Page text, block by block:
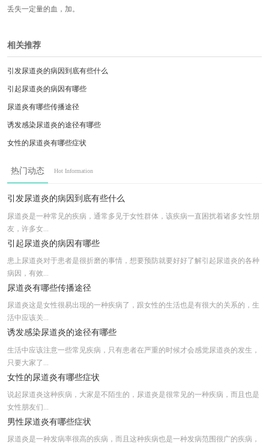
丢失一定量的血，加。
相关推荐
引发尿道炎的病因到底有些什么
引起尿道炎的病因有哪些
尿道炎有哪些传播途径
诱发感染尿道炎的途径有哪些
女性的尿道炎有哪些症状
尿道炎常常还会引发哪些疾病出现
热门动态 Hot Information
引发尿道炎的病因到底有些什么
尿道炎是一种常见的疾病，通常多见于女性群体，该疾病一直困扰着诸多女性朋
友，许多女...
引起尿道炎的病因有哪些
患上尿道炎对于患者是很折磨的事情，想要预防就要好好了解引起尿道炎的各种
病因，有效...
尿道炎有哪些传播途径
尿道炎这是女性很易出现的一种疾病了，跟女性的生活也是有很大的关系的，生
活中应该关...
诱发感染尿道炎的途径有哪些
生活中应该注意一些常见疾病，只有患者在严重的时候才会感觉尿道炎的发生，
只要大家了...
女性的尿道炎有哪些症状
说起尿道炎这种疾病，大家是不陌生的，尿道炎是很常见的一种疾病，而且也是
女性朋友们...
男性尿道炎有哪些症状
尿道炎是一种发病率很高的疾病，而且这种疾病也是一种发病范围很广的疾病，